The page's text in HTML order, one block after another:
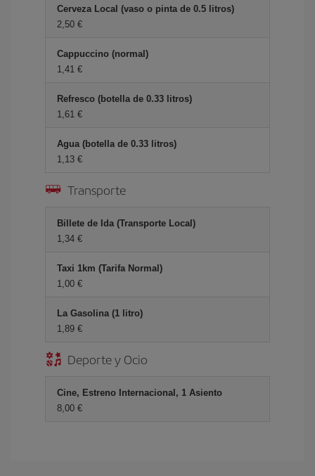
Cerveza Local (vaso o pinta de 0.5 litros)
2,50 €
Cappuccino (normal)
1,41 €
Refresco (botella de 0.33 litros)
1,61 €
Agua (botella de 0.33 litros)
1,13 €
Transporte
Billete de Ida (Transporte Local)
1,34 €
Taxi 1km (Tarifa Normal)
1,00 €
La Gasolina (1 litro)
1,89 €
Deporte y Ocio
Cine, Estreno Internacional, 1 Asiento
8,00 €